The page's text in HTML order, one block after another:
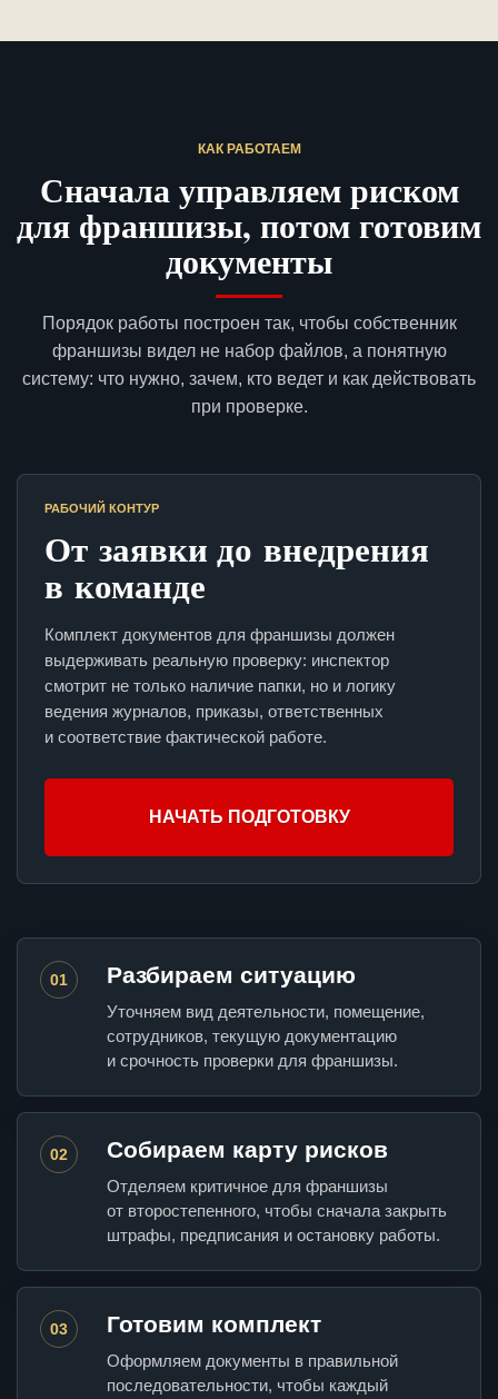
КАК РАБОТАЕМ
Сначала управляем риском
для франшизы, потом готовим
документы
Порядок работы построен так, чтобы собственник
франшизы видел не набор файлов, а понятную
систему: что нужно, зачем, кто ведет и как действовать
при проверке.
РАБОЧИЙ КОНТУР
От заявки до внедрения
в команде
Комплект документов для франшизы должен
выдерживать реальную проверку: инспектор
смотрит не только наличие папки, но и логику
ведения журналов, приказы, ответственных
и соответствие фактической работе.
НАЧАТЬ ПОДГОТОВКУ
01 Разбираем ситуацию
Уточняем вид деятельности, помещение,
сотрудников, текущую документацию
и срочность проверки для франшизы.
02 Собираем карту рисков
Отделяем критичное для франшизы
от второстепенного, чтобы сначала закрыть
штрафы, предписания и остановку работы.
03 Готовим комплект
Оформляем документы в правильной
последовательности, чтобы каждый